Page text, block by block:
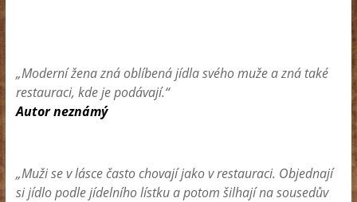
„Moderní žena zná oblíbená jídla svého muže a zná také
restauraci, kde je podávají.“
Autor neznámý
„Muži se v lásce často chovají jako v restauraci. Objednají
si jídlo podle jídelního lístku a potom šilhají na sousedův